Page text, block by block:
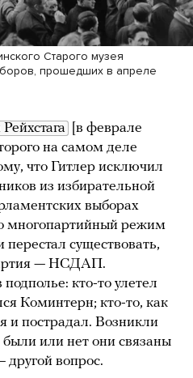
Старого музея
прошедших в апреле
[в феврале
на самом деле
что Гитлер исключил
из избирательной
выборах
многопартийный режим
существовать,
— НСДАП.
кто-то улетел
Коминтерн; кто-то, как
и пострадал. Возникли
или нет они связаны
другой вопрос.